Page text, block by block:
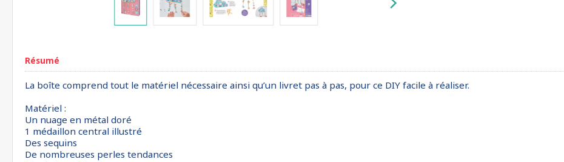
Résumé
La boîte comprend tout le matériel nécessaire ainsi qu’un livret pas à pas, pour ce DIY facile à réaliser.
Matériel :
Un nuage en métal doré
1 médaillon central illustré
Des sequins
De nombreuses perles tendances